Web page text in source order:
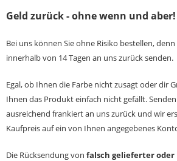
Geld zurück - ohne wenn und aber!
Bei uns können Sie ohne Risiko bestellen,
innerhalb von 14 Tagen an uns zurück senden.
Egal, ob Ihnen die Farbe nicht zusagt oder dir
Ihnen das Produkt einfach nicht gefällt.
ausreichend frankiert an uns zurück und wir
Kaufpreis auf ein von Ihnen angegebenes
Die Rücksendung von falsch gelieferter oder